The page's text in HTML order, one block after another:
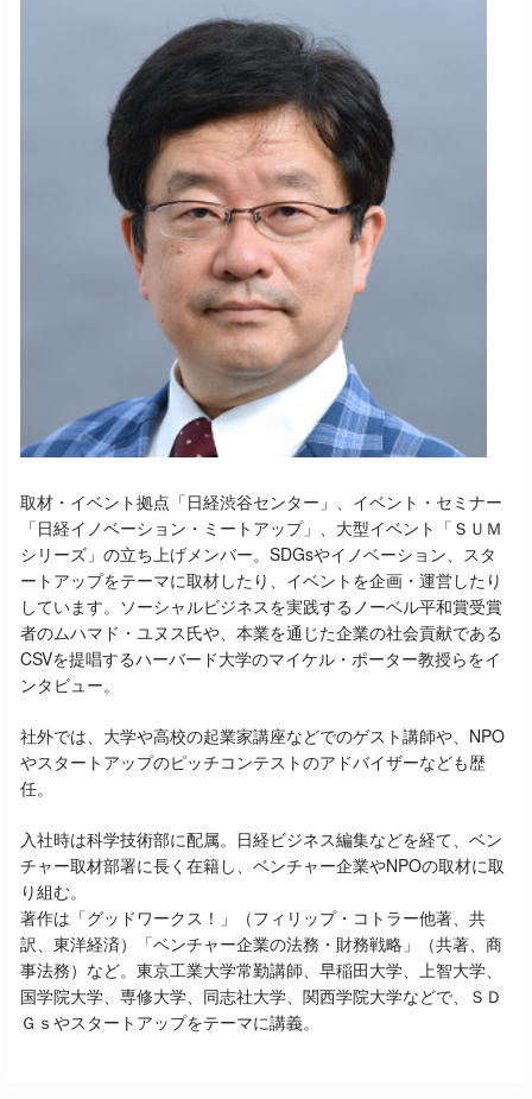
取材・イベント拠点「日経渋谷センター」、イベント・セミナー
「日経イノベーション・ミートアップ」、大型イベント「ＳＵＭ
シリーズ」の立ち上げメンバー。SDGsやイノベーション、スタ
ートアップをテーマに取材したり、イベントを企画・運営したり
しています。ソーシャルビジネスを実践するノーベル平和賞受賞
者のムハマド・ユヌス氏や、本業を通じた企業の社会貢献である
CSVを提唱するハーバード大学のマイケル・ポーター教授らをイ
ンタビュー。
社外では、大学や高校の起業家講座などでのゲスト講師や、NPO
やスタートアップのピッチコンテストのアドバイザーなども歴
任。
入社時は科学技術部に配属。日経ビジネス編集などを経て、ベン
チャー取材部署に長く在籍し、ベンチャー企業やNPOの取材に取
り組む。
著作は「グッドワークス！」（フィリップ・コトラー他著、共
訳、東洋経済）「ベンチャー企業の法務・財務戦略」（共著、商
事法務）など。東京工業大学常勤講師、早稲田大学、上智大学、
国学院大学、専修大学、同志社大学、関西学院大学などで、ＳＤ
Ｇｓやスタートアップをテーマに講義。